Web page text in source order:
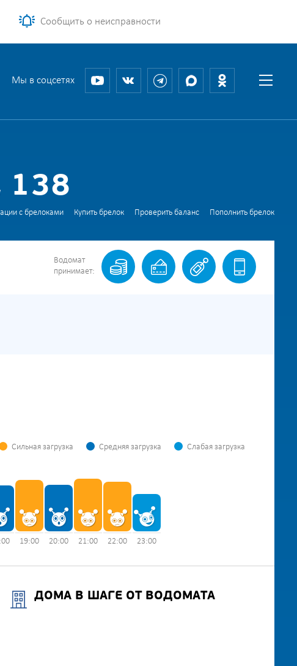
Сообщить о неисправности
Мы в соцсетях
с брелоками Купить брелок Проверить баланс Пополнить брелок
Водомат
принимает:
Сильная загрузка Средняя загрузка Слабая загрузка
19:00 20:00 21:00 22:00 23:00
ДОМА В ШАГЕ ОТ ВОДОМАТА